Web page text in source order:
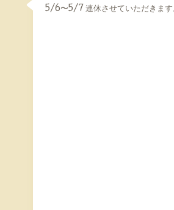
5/6〜5/7 連休させていただきます